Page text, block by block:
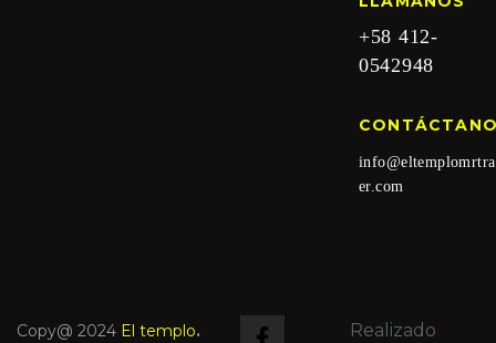
+58 412-
0542948
er.com
Copy@ 2024 El templo.
Realizado